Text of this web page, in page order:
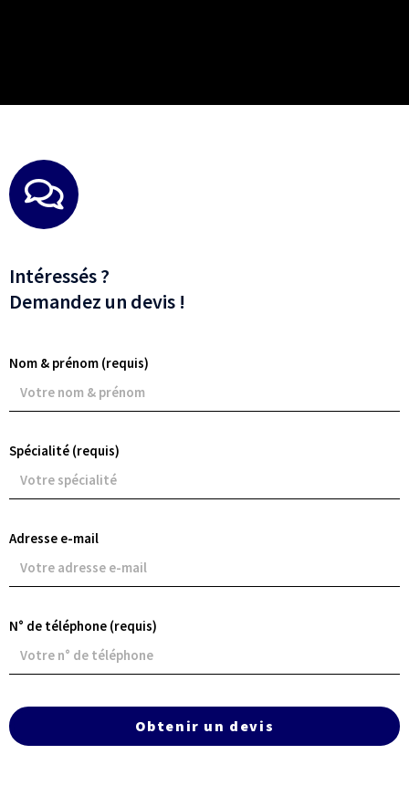
Intéressés ?
Demandez un devis !
Nom & prénom (requis)
Spécialité (requis)
Adresse e-mail
N° de téléphone (requis)
Obtenir un devis